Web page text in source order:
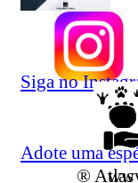
Siga no
Adote uma
® Atlas